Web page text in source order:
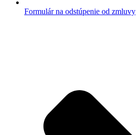
Formulár na odstúpenie od zmluvy